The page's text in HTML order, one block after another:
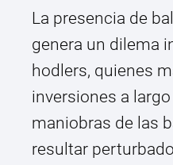
La presencia de
genera un dilema
hodlers, quienes
inversiones a
maniobras de las
resultar